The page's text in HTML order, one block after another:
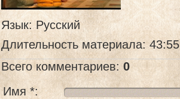
Язык: Русский
Длительность материала: 43:55
Всего комментариев: 0
Имя *: